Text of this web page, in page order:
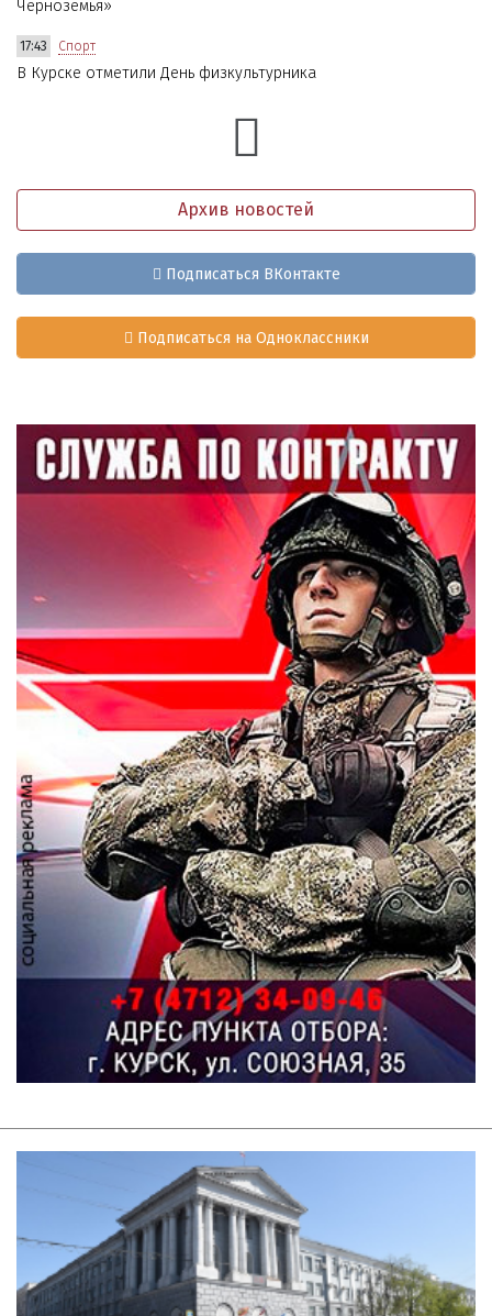
Черноземья»
17:43 Спорт
В Курске отметили День физкультурника
Архив новостей
Подписаться ВКонтакте
Подписаться на Одноклассники